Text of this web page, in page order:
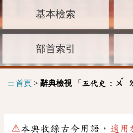
基本檢索
部首索引
::: 首頁 > 辭典檢視「 五代史 : ㄨ
ˇ
⚠本典收錄古今用語， 適用